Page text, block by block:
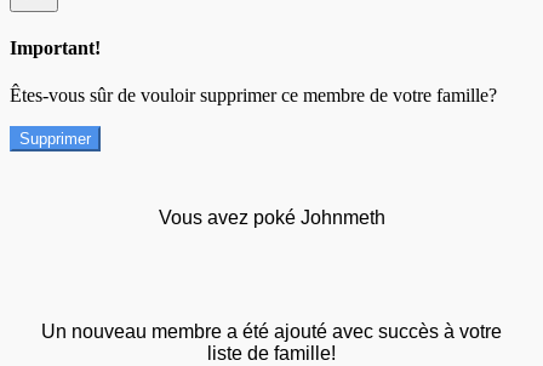
Important!
Êtes-vous sûr de vouloir supprimer ce membre de votre famille?
Supprimer
Vous avez poké Johnmeth
Un nouveau membre a été ajouté avec succès à votre
liste de famille!